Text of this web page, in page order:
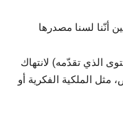
أنّنا لسنا مصدرها
الذي تقدّمه) لانتهاك
الملكية الفكرية أو